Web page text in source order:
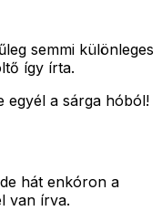
semmi különleges
így írta.
egyél a sárga hóból!
hát enkóron a
van írva.